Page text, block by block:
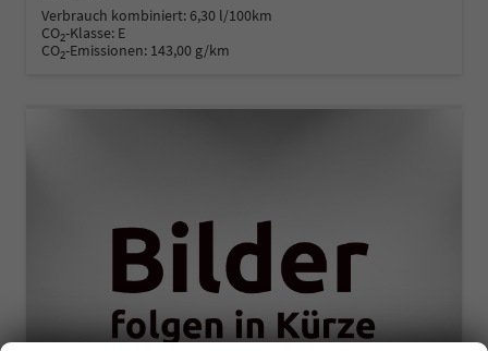
Verbrauch kombiniert:6,30 l/100km
CO2-Klasse: E
CO2-Emissionen: 143,00 g/km